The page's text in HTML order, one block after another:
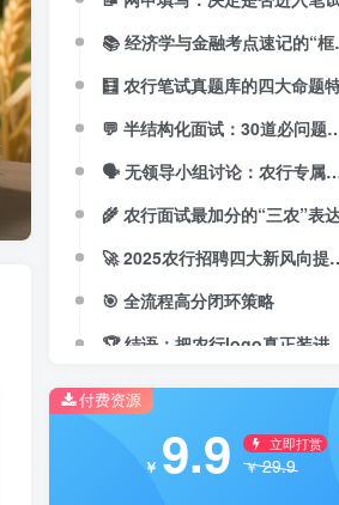
📚 经济
🧮 农行笔试真题库的四大命题
💬 半结构化面试：30
🗣️ 无领导小组讨论：
🚀 2025农
🎯 全流程高分闭环策略
付费资源
￥ 9.9 立即打赏
￥29.9